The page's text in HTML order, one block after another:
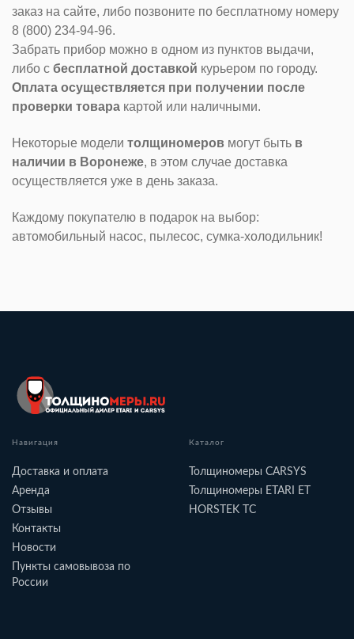
заказ на сайте, либо позвоните по бесплатному номеру
8 (800) 234-94-96.
Забрать прибор можно в одном из пунктов выдачи,
либо с бесплатной доставкой курьером по городу.
Оплата осуществляется при получении после
проверки товара картой или наличными.
Некоторые модели толщиномеров могут быть в
наличии в Воронеже, в этом случае доставка
осуществляется уже в день заказа.
Каждому покупателю в подарок на выбор:
автомобильный насос, пылесос, сумка-холодильник!
Навигация
Доставка и оплата
Аренда
Отзывы
Контакты
Новости
Пункты самовывоза по
России
Каталог
Толщиномеры CARSYS
Толщиномеры ETARI ET
HORSTEK TC